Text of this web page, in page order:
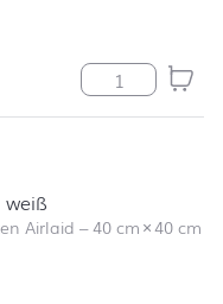
Tischläufer
Airlaid –40 cm×40 cm